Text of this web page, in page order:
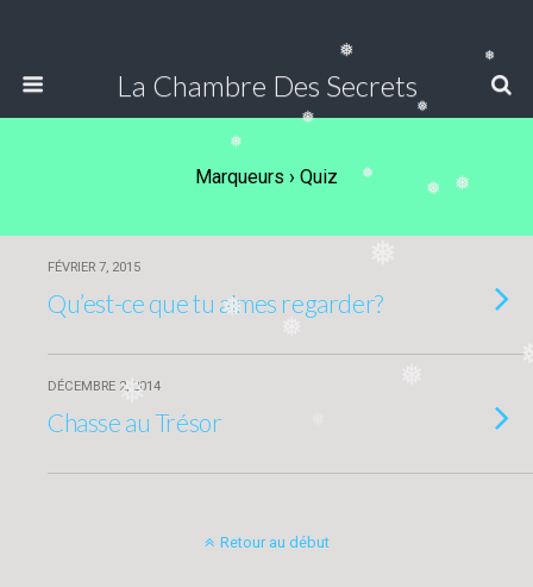
❅
❅
❅
❅
❅
❅
❅
❅
❅
❅
La Chambre Des Secrets
Marqueurs › Quiz
FÉVRIER 7, 2015
Qu’est-ce que tu aimes regarder?
DÉCEMBRE 2, 2014
Chasse au Trésor
Retour au début